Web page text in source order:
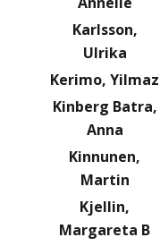
Karlsson,
Ulrika
Kerimo, Yilmaz
Kinberg Batra,
Anna
Kinnunen,
Martin
Kjellin,
Margareta B